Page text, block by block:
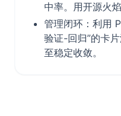
中率。用开源火
管理闭环：利用
验证-回归”的卡
至稳定收敛。